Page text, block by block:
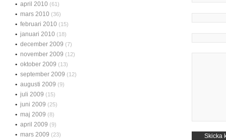
april 2010 (61)
mars 2010 (36)
februari 2010 (15)
januari 2010 (18)
december 2009 (7)
november 2009 (12)
oktober 2009 (13)
september 2009 (12)
augusti 2009 (9)
juli 2009 (15)
juni 2009 (25)
maj 2009 (8)
april 2009 (9)
mars 2009 (23)